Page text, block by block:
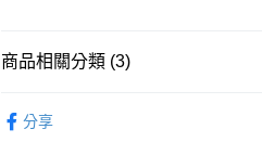
預購-宅配(離島)(舊)
東海門市自取，需自備購物袋取貨唷。
商品相關分類 (3)
分享